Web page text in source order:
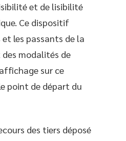
et de lisibilité
Ce dispositif
les passants de la
modalités de
sur ce
point de départ du
des tiers déposé